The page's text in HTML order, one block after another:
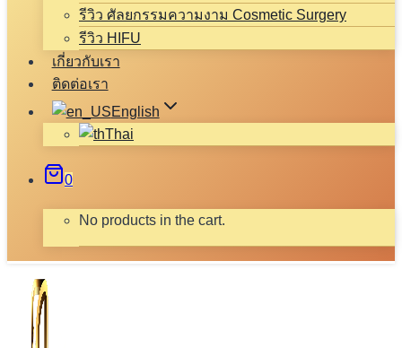
รีวิว ศัลยกรรมความงาม Cosmetic Surgery
รีวิว HIFU
เกี่ยวกับเรา
ติดต่อเรา
English
Thai
0
No products in the cart.